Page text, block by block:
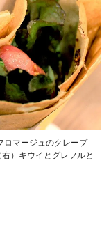
ロマージュのクレープ
）キウイとグレフルと